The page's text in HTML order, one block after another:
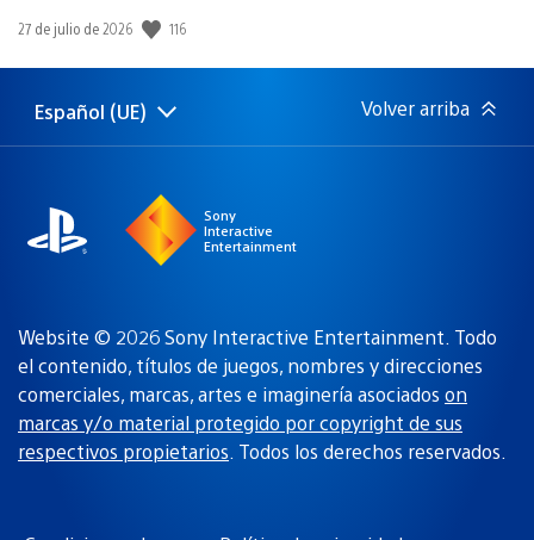
Fecha
publicación:
27 de julio de 2026 116
Selecciona
Región
Español (UE) Volver arriba
Sony
Interactive
Entertainment
Website © 2026 Sony Interactive Entertainment. Todo
el contenido, títulos de juegos, nombres y direcciones
comerciales, marcas, artes e imaginería asociados on
marcas y/o material protegido por copyright de sus
respectivos propietarios. Todos los derechos reservados.